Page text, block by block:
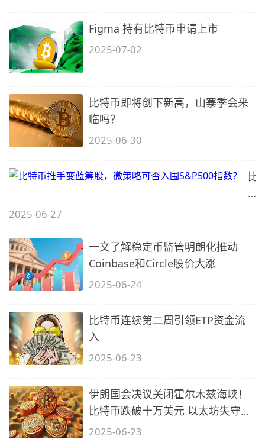
Figma 持有比特币申请上市
2025-07-02
比特币即将创下新高，山寨季会来
临吗？
2025-06-30
比
特
2025-06-27
一文了解稳定币监管明朗化推动
Coinbase和Circle股价大涨
2025-06-24
比特币连续第二周引领ETP资金流
入
2025-06-23
伊朗国会决议关闭霍尔木兹海峡！
比特币跌破十万美元 以太坊失守
2200
2025-06-23